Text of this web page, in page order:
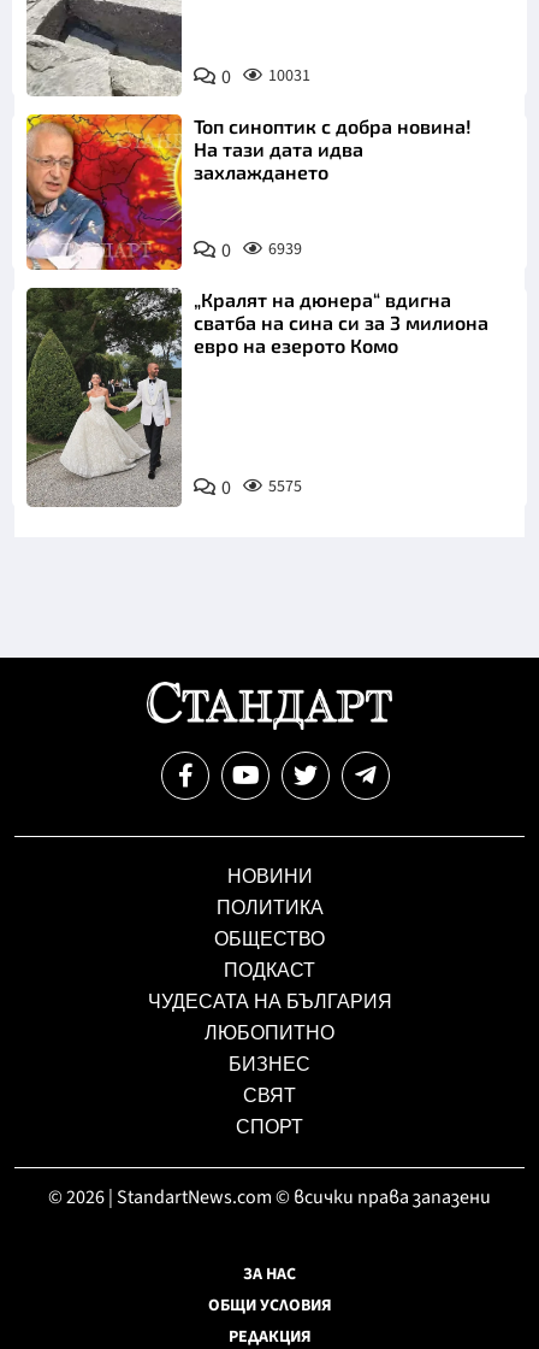
Снимка:
Bulgaria ON
AIR
0 10031
Топ синоптик с добра новина!
На тази дата идва
захлаждането
0 6939
Снимка:
Инстаграм
„Кралят на дюнера“ вдигна
сватба на сина си за 3 милиона
евро на езерото Комо
0 5575
НОВИНИ
ПОЛИТИКА
ОБЩЕСТВО
ПОДКАСТ
ЧУДЕСАТА НА БЪЛГАРИЯ
ЛЮБОПИТНО
БИЗНЕС
СВЯТ
СПОРТ
© 2026 | StandartNews.com © всички права запазени
ЗА НАС
ОБЩИ УСЛОВИЯ
РЕДАКЦИЯ